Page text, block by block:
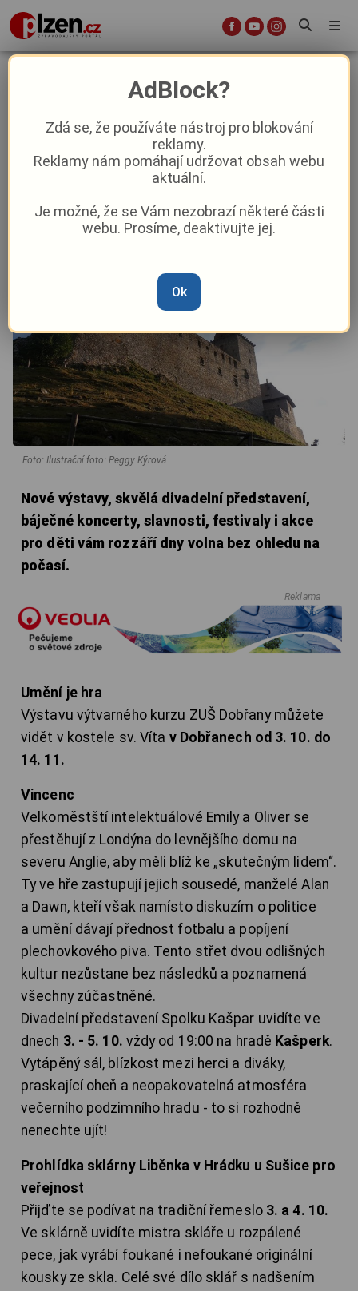
První říjnový víkend se v našem
kraji nudit nebudete!
Aktuálně
3. 10. 2025|04:26
Foto: Ilustrační foto: Peggy Kýrová
Nové výstavy, skvělá divadelní představení,
báječné koncerty, slavnosti, festivaly i akce
pro děti vám rozzáří dny volna bez ohledu na
počasí.
Reklama
Umění je hra
Výstavu výtvarného kurzu ZUŠ Dobřany můžete
vidět v kostele sv. Víta v Dobřanech od 3. 10. do
14. 11.
Vincenc
Velkoměstští intelektuálové Emily a Oliver se
přestěhují z Londýna do levnějšího domu na
severu Anglie, aby měli blíž ke „skutečným lidem“.
Ty ve hře zastupují jejich sousedé, manželé Alan
a Dawn, kteří však namísto diskuzím o politice
a umění dávají přednost fotbalu a popíjení
plechovkového piva. Tento střet dvou odlišných
kultur nezůstane bez následků a poznamená
všechny zúčastněné.
Divadelní představení Spolku Kašpar uvidíte ve
dnech 3. - 5. 10. vždy od 19:00 na hradě Kašperk.
Vytápěný sál, blízkost mezi herci a diváky,
praskající oheň a neopakovatelná atmosféra
večerního podzimního hradu - to si rozhodně
nenechte ujít!
Prohlídka sklárny Liběnka v Hrádku u Sušice pro
veřejnost
Přijďte se podívat na tradiční řemeslo 3. a 4. 10.
Ve sklárně uvidíte mistra skláře u rozpálené
pece, jak vyrábí foukané i nefoukané originální
kousky ze skla. Celé své dílo sklář s nadšením
AdBlock?
Zdá se, že používáte nástroj pro blokování
reklamy.
Reklamy nám pomáhají udržovat obsah webu
aktuální.
Je možné, že se Vám nezobrazí některé části
webu. Prosíme, deaktivujte jej.
Ok